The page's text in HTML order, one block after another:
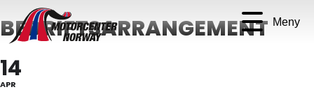
Meny
BEDRIFTSARRANGEMENT
14
APR